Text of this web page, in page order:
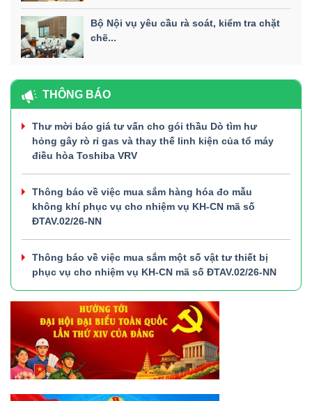
Bộ Nội vụ yêu cầu rà soát, kiểm tra chặt
chẽ...
THÔNG BÁO
Thư mời báo giá tư vấn cho gói thầu Dò tìm hư
hỏng gây rò rỉ gas và thay thế linh kiện của tổ máy
điều hòa Toshiba VRV
Thông báo về việc mua sắm hàng hóa đo mẫu
không khí phục vụ cho nhiệm vụ KH-CN mã số
ĐTAV.02/26-NN
Thông báo về việc mua sắm một số vật tư thiết bị
phục vụ cho nhiệm vụ KH-CN mã số ĐTAV.02/26-NN